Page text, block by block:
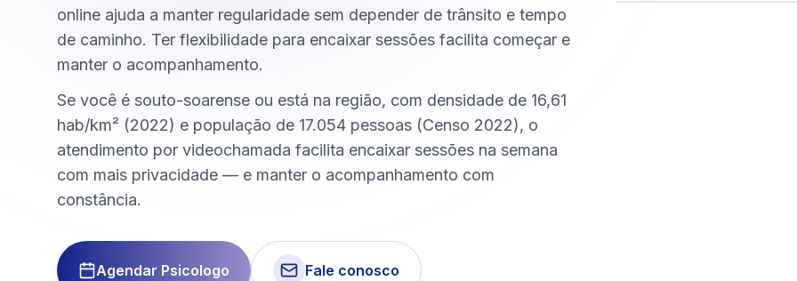
online ajuda a manter regularidade sem depender de trânsito e tempo
de caminho. Ter flexibilidade para encaixar sessões facilita começar e
manter o acompanhamento.
Se você é souto-soarense ou está na região, com densidade de 16,61
hab/km² (2022) e população de 17.054 pessoas (Censo 2022), o
atendimento por videochamada facilita encaixar sessões na semana
com mais privacidade — e manter o acompanhamento com
constância.
Agendar Psicologo Fale conosco